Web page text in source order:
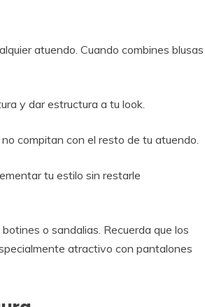
atuendo. Cuando combines blusas
y dar estructura a tu look.
compitan con el resto de tu atuendo.
tu estilo sin restarle
o sandalias. Recuerda que los
atractivo con pantalones